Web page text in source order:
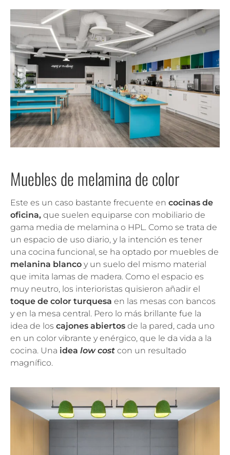
Muebles de melamina de color
Este es un caso bastante frecuente en cocinas de
oficina, que suelen equiparse con mobiliario de
gama media de melamina o HPL. Como se trata de
un espacio de uso diario, y la intención es tener
una cocina funcional, se ha optado por muebles de
melanina blanco y un suelo del mismo material
que imita lamas de madera. Como el espacio es
muy neutro, los interioristas quisieron añadir el
toque de color turquesa en las mesas con bancos
y en la mesa central. Pero lo más brillante fue la
idea de los cajones abiertos de la pared, cada uno
en un color vibrante y enérgico, que le da vida a la
cocina. Una idea low cost con un resultado
magnífico.